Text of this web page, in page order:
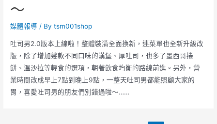
～
媒體報導 / Bytsm001shop
吐司男2.0版本上線啦！整體裝潢全面換新，連菜單也全新升級改
版，除了增加幾款不同口味的漢堡、厚吐司，也多了墨西哥捲
餅、溫沙拉等輕食的選項，朝著飲食均衡的路線前進。另外，營
業時間改成早上7點到晚上9點，一整天吐司男都能照顧大家的
胃，喜愛吐司男的朋友們別錯過啦～……